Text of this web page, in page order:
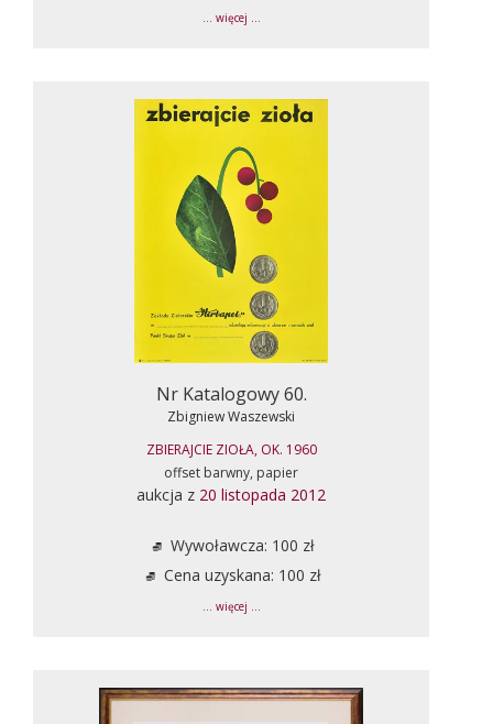
... więcej ...
Nr Katalogowy 60.
Zbigniew Waszewski
ZBIERAJCIE ZIOŁA, OK. 1960
offset barwny, papier
aukcja z 20 listopada 2012
Wywoławcza: 100 zł
Cena uzyskana: 100 zł
... więcej ...